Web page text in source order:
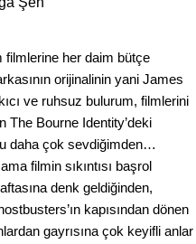
filmlerine her daim bütçe
orijinalinin yani James
ve ruhsuz bulurum, filmlerini
The Bourne Identity’deki
daha çok sevdiğimden…
filmin sıkıntısı başrol
denk geldiğinden,
kapısından dönen
gayrısına çok keyifli anlar